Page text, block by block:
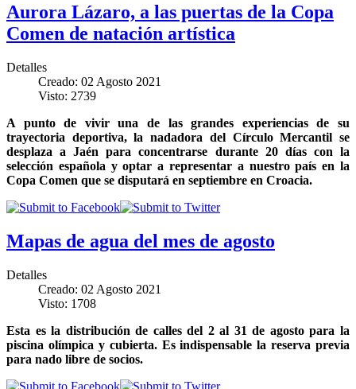
Aurora Lázaro, a las puertas de la Copa
Comen de natación artística
Detalles
Creado: 02 Agosto 2021
Visto: 2739
A punto de vivir una de las grandes experiencias de su
trayectoria deportiva, la nadadora del Círculo Mercantil se
desplaza a Jaén para concentrarse durante 20 días con la
selección española y optar a representar a nuestro país en la
Copa Comen que se disputará en septiembre en Croacia.
Mapas de agua del mes de agosto
Detalles
Creado: 02 Agosto 2021
Visto: 1708
Esta es la distribución de calles del 2 al 31 de agosto para la
piscina olímpica y cubierta. Es indispensable la reserva previa
para nado libre de socios.